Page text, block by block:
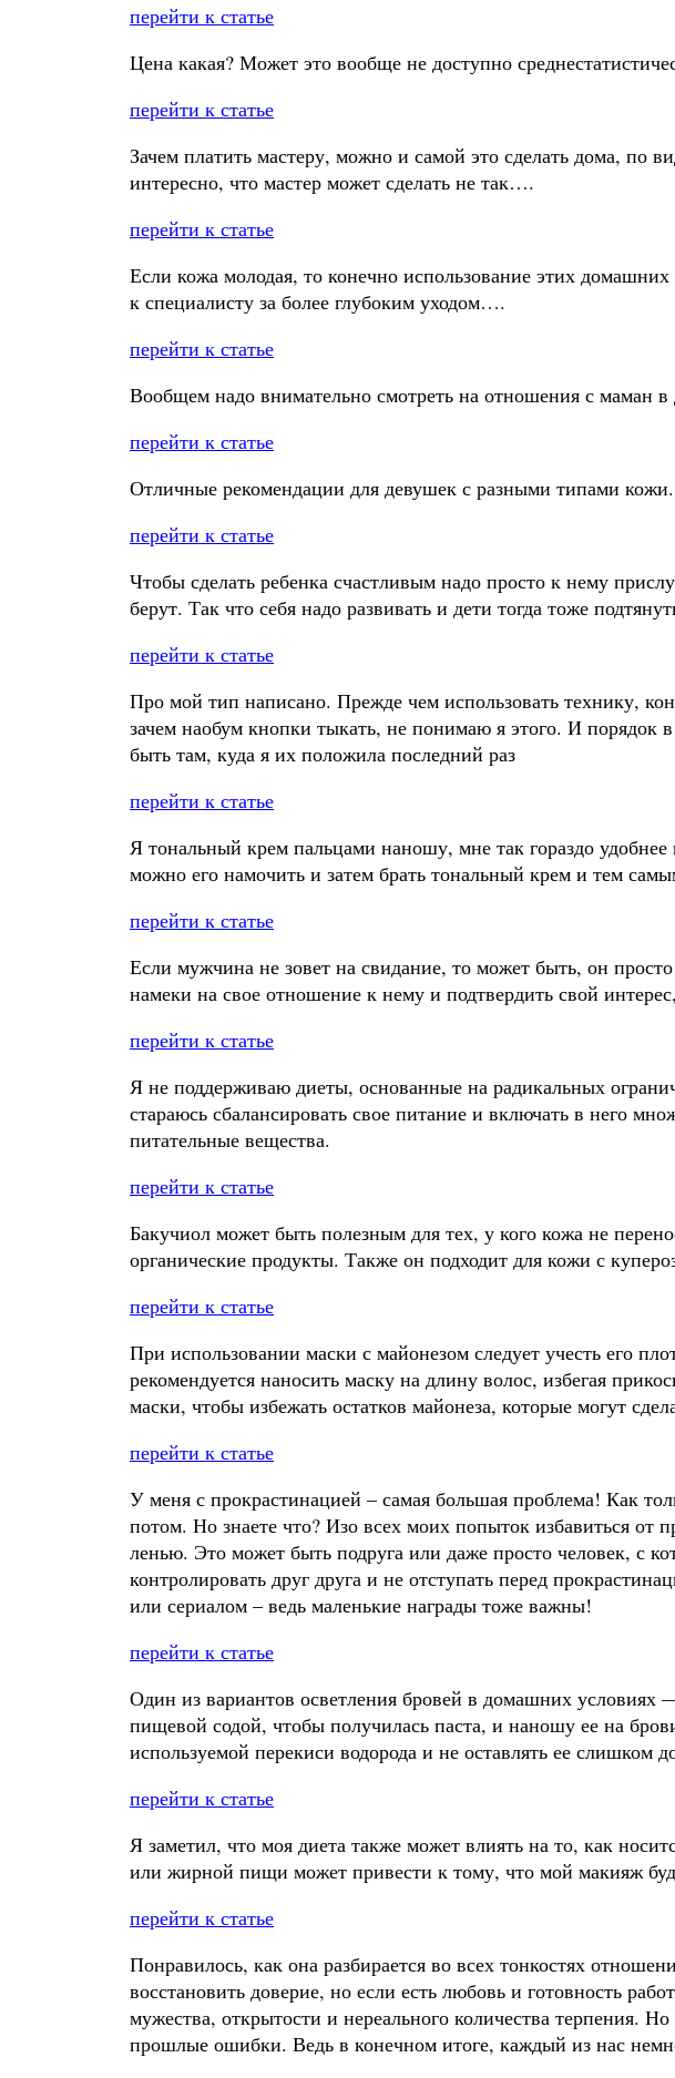
перейти к статье
Цена какая? Может это вообще не доступно
перейти к статье
Зачем платить мастеру, можно и самой это сделать дома, по
интересно, что мастер может сделать не так….
перейти к статье
Если кожа молодая, то конечно использование этих
к специалисту за более глубоким уходом….
перейти к статье
Вообщем надо внимательно смотреть на отношения с маман в
перейти к статье
Отличные рекомендации для девушек с разными типами
перейти к статье
Чтобы сделать ребенка счастливым надо просто к нему
берут. Так что себя надо развивать и дети тогда тоже
перейти к статье
Про мой тип написано. Прежде чем использовать технику,
зачем наобум кнопки тыкать, не понимаю я этого. И
быть там, куда я их положила последний раз
перейти к статье
Я тональный крем пальцами наношу, мне так гораздо
можно его намочить и затем брать тональный крем и тем
перейти к статье
Если мужчина не зовет на свидание, то может быть, он
намеки на свое отношение к нему и подтвердить свой
перейти к статье
Я не поддерживаю диеты, основанные на радикальных
стараюсь сбалансировать свое питание и включать в него
питательные вещества.
перейти к статье
Бакучиол может быть полезным для тех, у кого кожа не
органические продукты. Также он подходит для кожи с
перейти к статье
При использовании маски с майонезом следует учесть его
рекомендуется наносить маску на длину волос, избегая
маски, чтобы избежать остатков майонеза, которые могут
перейти к статье
У меня с прокрастинацией – самая большая проблема! Как
потом. Но знаете что? Изо всех моих попыток избавиться от
ленью. Это может быть подруга или даже просто человек, с
контролировать друг друга и не отступать перед
или сериалом – ведь маленькие награды тоже важны!
перейти к статье
Один из вариантов осветления бровей в домашних
пищевой содой, чтобы получилась паста, и наношу ее на
используемой перекиси водорода и не оставлять ее слишком
перейти к статье
Я заметил, что моя диета также может влиять на то, как
или жирной пищи может привести к тому, что мой макияж
перейти к статье
Понравилось, как она разбирается во всех тонкостях
восстановить доверие, но если есть любовь и готовность
мужества, открытости и нереального количества терпения.
прошлые ошибки. Ведь в конечном итоге, каждый из нас